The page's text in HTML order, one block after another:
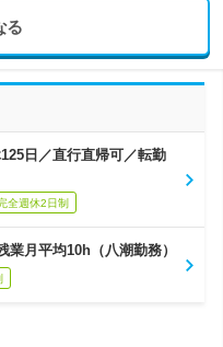
る
日／直行直帰可／転勤
全週休2日制
業月平均10h（八潮勤務）